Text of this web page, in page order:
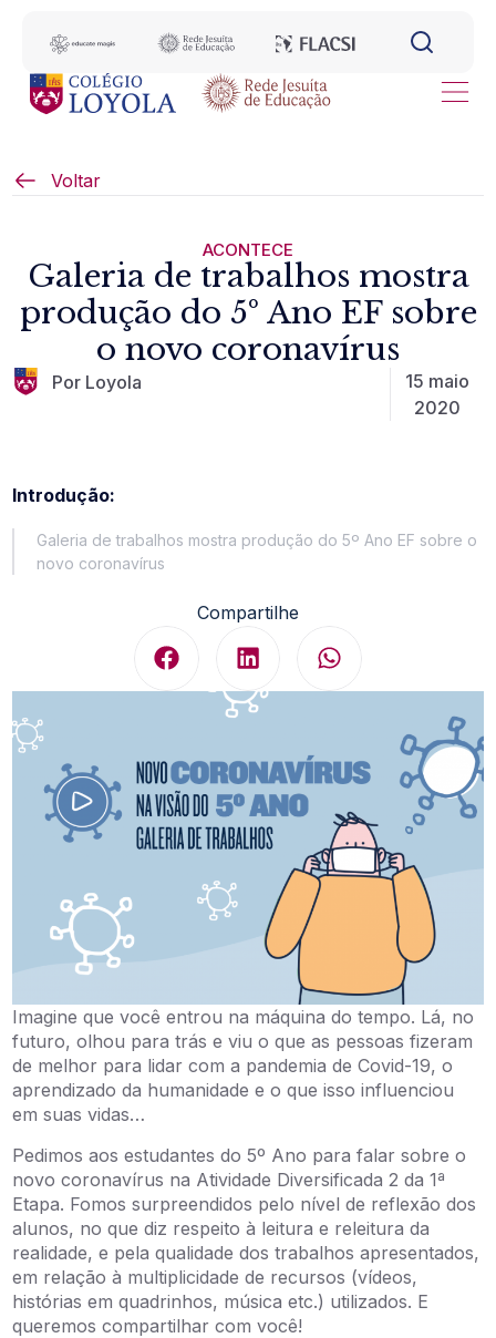
Voltar
ACONTECE
Galeria de trabalhos mostra
produção do 5º Ano EF sobre
o novo coronavírus
Por Loyola
15 maio
2020
Introdução:
Galeria de trabalhos mostra produção do 5º Ano EF sobre o
novo coronavírus
Compartilhe
Imagine que você entrou na máquina do tempo. Lá, no
futuro, olhou para trás e viu o que as pessoas fizeram
de melhor para lidar com a pandemia de Covid-19, o
aprendizado da humanidade e o que isso influenciou
em suas vidas…
Pedimos aos estudantes do 5º Ano para falar sobre o
novo coronavírus na Atividade Diversificada 2 da 1ª
Etapa. Fomos surpreendidos pelo nível de reflexão dos
alunos, no que diz respeito à leitura e releitura da
realidade, e pela qualidade dos trabalhos apresentados,
em relação à multiplicidade de recursos (vídeos,
histórias em quadrinhos, música etc.) utilizados. E
queremos compartilhar com você!